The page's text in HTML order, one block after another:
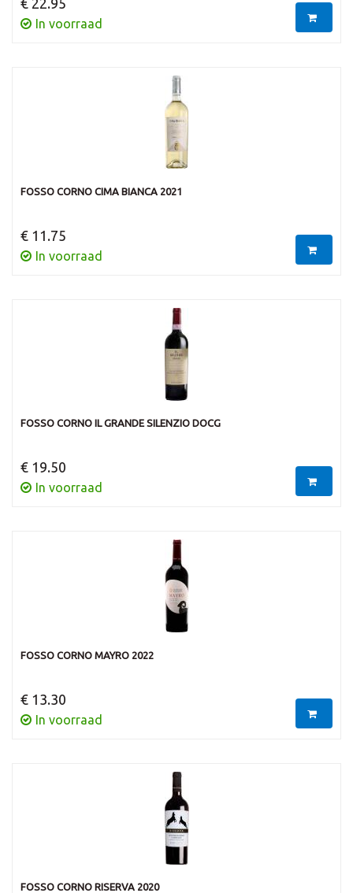
€ 22.95
In voorraad
FOSSO CORNO CIMA BIANCA 2021
€ 11.75
In voorraad
FOSSO CORNO IL GRANDE SILENZIO DOCG
€ 19.50
In voorraad
FOSSO CORNO MAYRO 2022
€ 13.30
In voorraad
FOSSO CORNO RISERVA 2020